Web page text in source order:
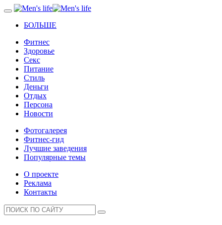
БОЛЬШЕ
Фитнес
Здоровье
Секс
Питание
Стиль
Деньги
Отдых
Персона
Новости
Фотогалерея
Фитнес-гид
Лучшие заведения
Популярные темы
О проекте
Реклама
Контакты